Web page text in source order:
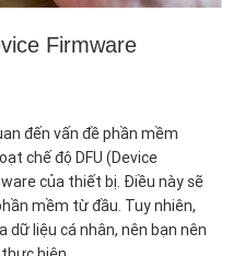
Firmware
đến vấn đề phần mềm
chế độ DFU (Device
của thiết bị. Điều này sẽ
mềm từ đầu. Tuy nhiên,
dữ liệu cá nhân, nên bạn nên